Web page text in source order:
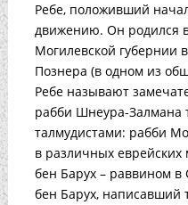
Ребе, положивший
движению. Он родился
Могилевской губернии
Познера (в одном из
Ребе называют
рабби Шнеура-Залмана
талмудистами: рабби
в различных еврейских
бен Барух – раввином
бен Барух, написавший